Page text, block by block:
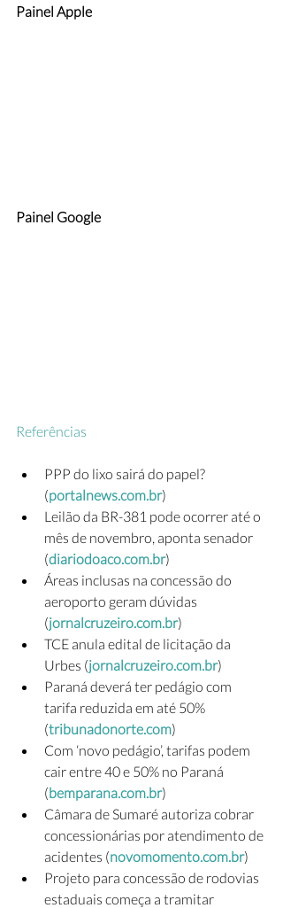
Painel Apple
Painel Google
Referências
PPP do lixo sairá do papel?
(portalnews.com.br)
Leilão da BR-381 pode ocorrer até o
mês de novembro, aponta senador
(diariodoaco.com.br)
Áreas inclusas na concessão do
aeroporto geram dúvidas
(jornalcruzeiro.com.br)
TCE anula edital de licitação da
Urbes (jornalcruzeiro.com.br)
Paraná deverá ter pedágio com
tarifa reduzida em até 50%
(tribunadonorte.com)
Com ‘novo pedágio’, tarifas podem
cair entre 40 e 50% no Paraná
(bemparana.com.br)
Câmara de Sumaré autoriza cobrar
concessionárias por atendimento de
acidentes (novomomento.com.br)
Projeto para concessão de rodovias
estaduais começa a tramitar